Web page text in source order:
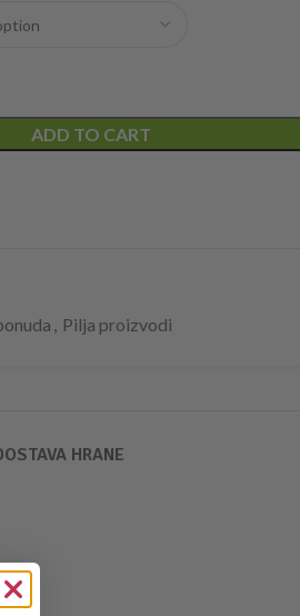
ADD TO CART
, Pilja proizvodi
HRANE